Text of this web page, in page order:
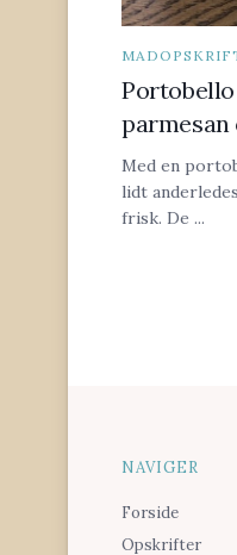
Portobello
Med en
lidt
frisk. De ...
NAVIGER
Forside
Opskrifter